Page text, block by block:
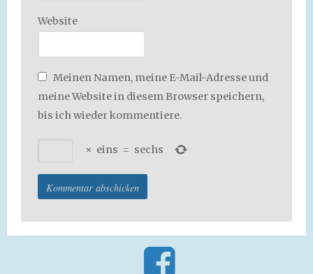
Website
Meinen Namen, meine E-Mail-Adresse und
meine Website in diesem Browser speichern,
bis ich wieder kommentiere.
× eins = sechs